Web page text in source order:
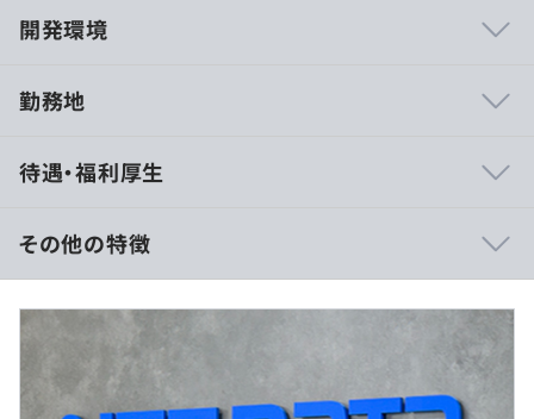
開発環境
ル人財の育成に注力中です。
の方法を提示し、社員ひとりひとりの自律的な成長を支援
する制度なども用意しています。
【CPS事業の事例紹介】
■スマートアグリ
勤務地
待遇・福利厚生
■月給：267,100円～
■基本給：267,100円～
※残業代は別途支給
その他の特徴